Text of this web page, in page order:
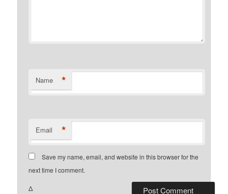
Name *
Email *
Save my name, email, and website in this browser for the
next time I comment.
Δ